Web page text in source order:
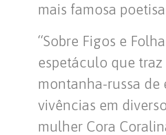
mais famosa
“Sobre Figos e
espetáculo que traz
montanha-russa de
vivências em
mulher Cora